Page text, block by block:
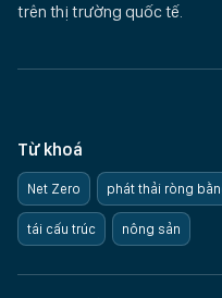
trên thị trường quốc tế.
Từ khoá
Net Zero phát thải ròng
tái cấu trúc nông sản